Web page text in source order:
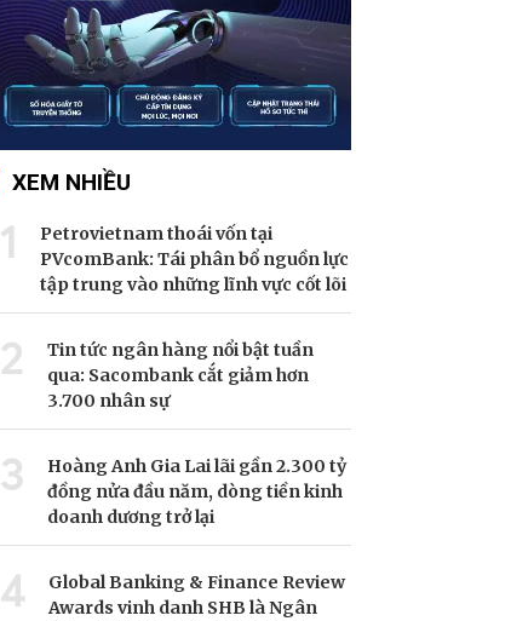
XEM NHIỀU
1
Petrovietnam thoái vốn tại
PVcomBank: Tái phân bổ nguồn lực
tập trung vào những lĩnh vực cốt lõi
2
Tin tức ngân hàng nổi bật tuần
qua: Sacombank cắt giảm hơn
3.700 nhân sự
3
Hoàng Anh Gia Lai lãi gần 2.300 tỷ
đồng nửa đầu năm, dòng tiền kinh
doanh dương trở lại
4
Global Banking & Finance Review
Awards vinh danh SHB là Ngân